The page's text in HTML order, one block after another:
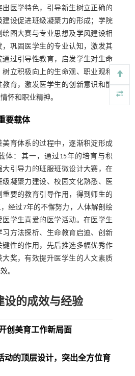
医学特色，引导新生树立正确的
设促进班级凝聚力的形成；学院
图大赛与专业思想及学风建设相
，巩固医学生的专业认知，激发其
过引导性教育，启发学生对生命
立积极向上的生命观、职业观和
育，激发医学生的创新意识和能
怀和职业精神。
要载体
育体系的过程中，逐渐积淀形成
体：其一，通过15年的培育与积
引导力的班服班徽设计大赛，在
凝聚力建设、校园文化熟悉、医
要的教育引导作用，得到师生的
经过7年的不懈努力，人体解剖绘
医学生喜爱的医学活动。在医学生
方法探析、生命教育启迪、创新
键性的作用，先后推选多幅优秀作
大奖，有效提升医学生的人文素质
。
设的成效与经验
创美育工作新局面
动的顶层设计，突出全方位育